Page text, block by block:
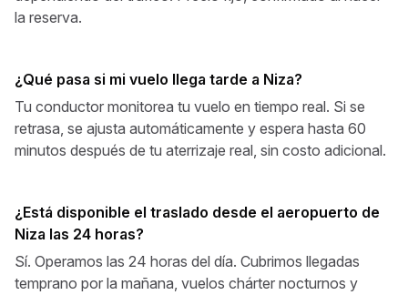
la reserva.
¿Qué pasa si mi vuelo llega tarde a Niza?
Tu conductor monitorea tu vuelo en tiempo real. Si se
retrasa, se ajusta automáticamente y espera hasta 60
minutos después de tu aterrizaje real, sin costo adicional.
¿Está disponible el traslado desde el aeropuerto de
Niza las 24 horas?
Sí. Operamos las 24 horas del día. Cubrimos llegadas
temprano por la mañana, vuelos chárter nocturnos y